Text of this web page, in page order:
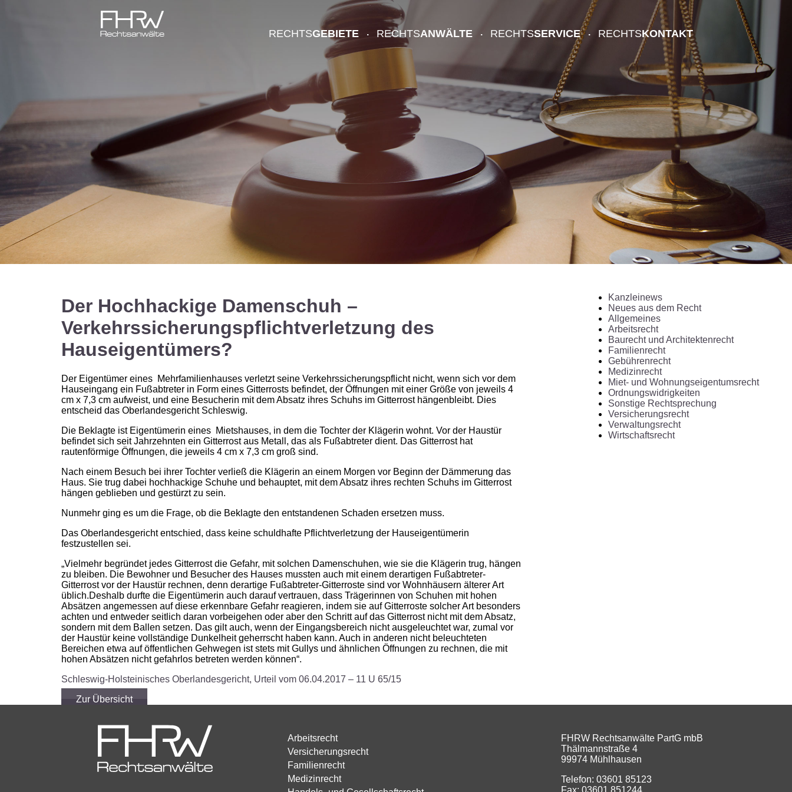
RECHTSGEBIETE RECHTSANWÄLTE RECHTSSERVICE RECHTSKONTAKT
Der Hochhackige Damenschuh –
Verkehrssicherungspflichtverletzung des
Hauseigentümers?
Der Eigentümer eines Mehrfamilienhauses verletzt seine Verkehrssicherungspflicht nicht, wenn sich vor dem
Hauseingang ein Fußabtreter in Form eines Gitterrosts befindet, der Öffnungen mit einer Größe von jeweils 4
cm x 7,3 cm aufweist, und eine Besucherin mit dem Absatz ihres Schuhs im Gitterrost hängenbleibt. Dies
entscheid das Oberlandesgericht Schleswig.
Die Beklagte ist Eigentümerin eines Mietshauses, in dem die Tochter der Klägerin wohnt. Vor der Haustür
befindet sich seit Jahrzehnten ein Gitterrost aus Metall, das als Fußabtreter dient. Das Gitterrost hat
rautenförmige Öffnungen, die jeweils 4 cm x 7,3 cm groß sind.
Nach einem Besuch bei ihrer Tochter verließ die Klägerin an einem Morgen vor Beginn der Dämmerung das
Haus. Sie trug dabei hochhackige Schuhe und behauptet, mit dem Absatz ihres rechten Schuhs im Gitterrost
hängen geblieben und gestürzt zu sein.
Nunmehr ging es um die Frage, ob die Beklagte den entstandenen Schaden ersetzen muss.
Das Oberlandesgericht entschied, dass keine schuldhafte Pflichtverletzung der Hauseigentümerin
festzustellen sei.
„Vielmehr begründet jedes Gitterrost die Gefahr, mit solchen Damenschuhen, wie sie die Klägerin trug, hängen
zu bleiben. Die Bewohner und Besucher des Hauses mussten auch mit einem derartigen Fußabtreter-
Gitterrost vor der Haustür rechnen, denn derartige Fußabtreter-Gitterroste sind vor Wohnhäusern älterer Art
üblich.Deshalb durfte die Eigentümerin auch darauf vertrauen, dass Trägerinnen von Schuhen mit hohen
Absätzen angemessen auf diese erkennbare Gefahr reagieren, indem sie auf Gitterroste solcher Art besonders
achten und entweder seitlich daran vorbeigehen oder aber den Schritt auf das Gitterrost nicht mit dem Absatz,
sondern mit dem Ballen setzen. Das gilt auch, wenn der Eingangsbereich nicht ausgeleuchtet war, zumal vor
der Haustür keine vollständige Dunkelheit geherrscht haben kann. Auch in anderen nicht beleuchteten
Bereichen etwa auf öffentlichen Gehwegen ist stets mit Gullys und ähnlichen Öffnungen zu rechnen, die mit
hohen Absätzen nicht gefahrlos betreten werden können“.
Schleswig-Holsteinisches Oberlandesgericht, Urteil vom 06.04.2017 – 11 U 65/15
Zur Übersicht
Kanzleinews
Neues aus dem Recht
Allgemeines
Arbeitsrecht
Baurecht und Architektenrecht
Familienrecht
Gebührenrecht
Medizinrecht
Miet- und Wohnungseigentumsrecht
Ordnungswidrigkeiten
Sonstige Rechtsprechung
Versicherungsrecht
Verwaltungsrecht
Wirtschaftsrecht
Arbeitsrecht
Versicherungsrecht
Familienrecht
Medizinrecht
FHRW Rechtsanwälte PartG mbB
Thälmannstraße 4
99974 Mühlhausen
Telefon: 03601 85123
Fax: 03601 851244